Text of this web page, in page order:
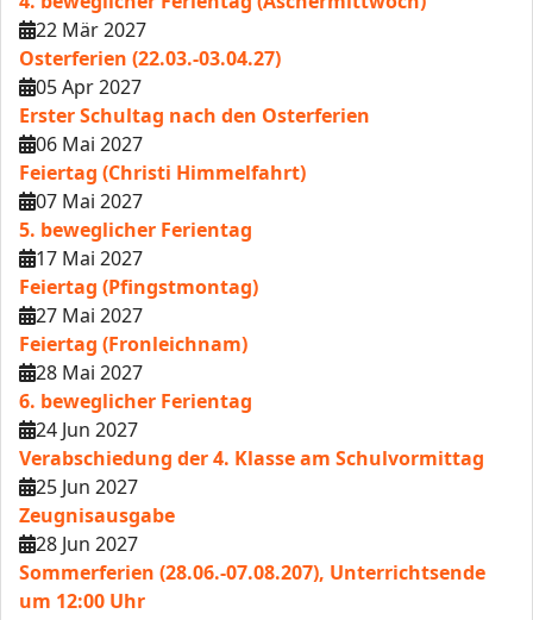
22 Mär 2027
Osterferien (22.03.-03.04.27)
05 Apr 2027
Erster Schultag nach den Osterferien
06 Mai 2027
Feiertag (Christi Himmelfahrt)
07 Mai 2027
5. beweglicher Ferientag
17 Mai 2027
Feiertag (Pfingstmontag)
27 Mai 2027
Feiertag (Fronleichnam)
28 Mai 2027
6. beweglicher Ferientag
24 Jun 2027
Verabschiedung der 4. Klasse am Schulvormittag
25 Jun 2027
Zeugnisausgabe
28 Jun 2027
Sommerferien (28.06.-07.08.207), Unterrichtsende
um 12:00 Uhr